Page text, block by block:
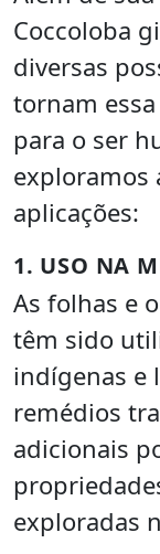
Coccoloba
diversas
tornam
para o ser
exploramos
aplicações:
1. USO NA
As folhas e
têm sido
indígenas e
remédios
adicionais
exploradas